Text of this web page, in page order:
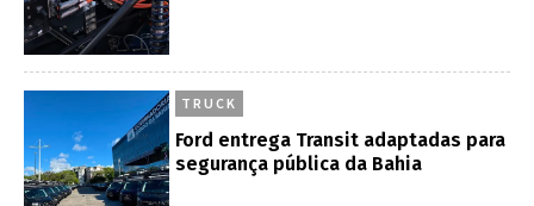
TRUCK
Ford entrega Transit adaptadas para
segurança pública da Bahia